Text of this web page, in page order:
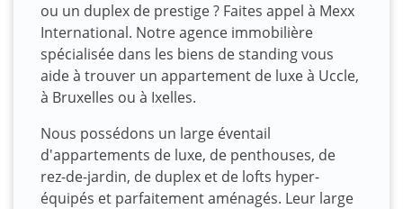
ou un duplex de prestige ? Faites appel à Mexx
International. Notre agence immobilière
spécialisée dans les biens de standing vous
aide à trouver un appartement de luxe à Uccle,
à Bruxelles ou à Ixelles.
Nous possédons un large éventail
d'appartements de luxe, de penthouses, de
rez-de-jardin, de duplex et de lofts hyper-
équipés et parfaitement aménagés. Leur large